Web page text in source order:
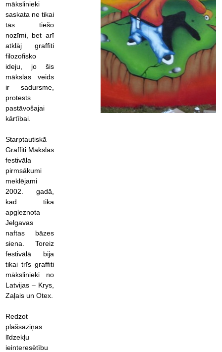
mākslinieki
saskata ne tikai
tās tiešo
nozīmi, bet arī
atklāj graffiti
filozofisko
ideju, jo šis
mākslas veids
ir sadursme,
protests
pastāvošajai
kārtībai.
Starptautiskā
Graffiti Mākslas
festivāla
pirmsākumi
meklējami
2002. gadā,
kad tika
apgleznota
Jelgavas
naftas bāzes
siena. Toreiz
festivālā bija
tikai trīs graffiti
mākslinieki no
Latvijas – Krys,
Zaļais un Otex.
Redzot
plašsaziņas
līdzekļu
ieinteresētību